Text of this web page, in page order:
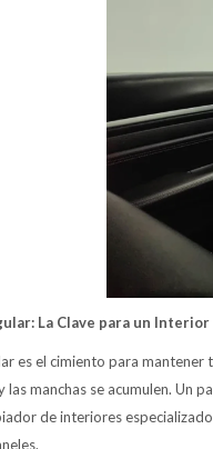
La Clave para un
es el cimiento para
las manchas se acumulen. Un
de interiores